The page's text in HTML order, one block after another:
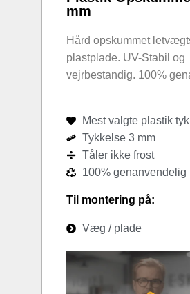
mm
Hård opskummet
plastplade. UV-Stabil og
vejrbestandig. 100%
Mest valgte plastik
Tykkelse 3 mm
Tåler ikke frost
100% genanvendelig
Til montering på:
Væg / plade